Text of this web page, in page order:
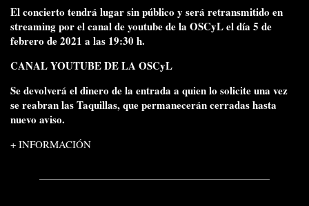
El concierto tendrá lugar sin público y será retransmitido en
streaming por el canal de youtube de la OSCyL el día 5 de
febrero de 2021 a las 19:30 h.
CANAL YOUTUBE DE LA OSCyL
Se devolverá el dinero de la entrada a quien lo solicite una vez
se reabran las Taquillas, que permanecerán cerradas hasta
nuevo aviso.
+ INFORMACIÓN